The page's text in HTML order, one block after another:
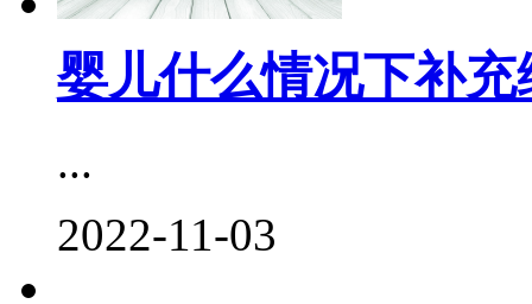
婴儿什么情况下补
...
2022-11-03